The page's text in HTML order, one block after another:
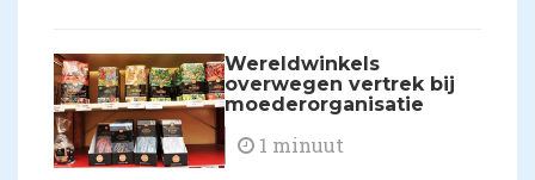
Wereldwinkels
overwegen vertrek bij
moederorganisatie
1 minuut